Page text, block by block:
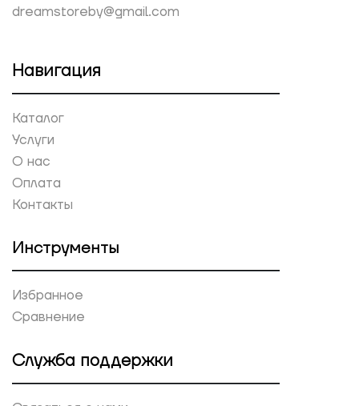
dreamstoreby@gmail.com
Навигация
Каталог
Услуги
О нас
Оплата
Контакты
Инструменты
Избранное
Сравнение
Служба поддержки